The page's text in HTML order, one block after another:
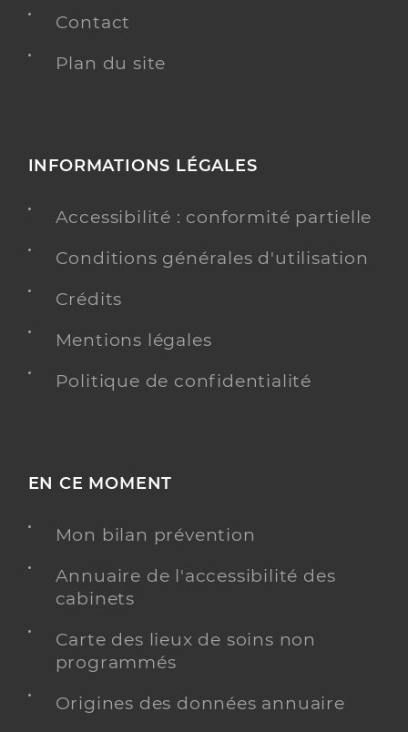
Contact
Plan du site
INFORMATIONS LÉGALES
Accessibilité : conformité partielle
Conditions générales d'utilisation
Crédits
Mentions légales
Politique de confidentialité
EN CE MOMENT
Mon bilan prévention
Annuaire de l'accessibilité des
cabinets
Carte des lieux de soins non
programmés
Origines des données annuaire